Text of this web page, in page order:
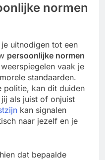
normen
uitnodigen tot een
persoonlijke normen
vaak je
standaarden.
politie, kan dit duiden
als juist of onjuist
kan signalen
naar jezelf en je
dat bepaalde